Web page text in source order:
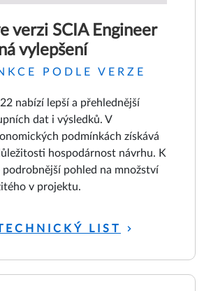
verzi SCIA Engineer
vylepšení
PODLE VERZE
nabízí lepší a přehlednější
dat i výsledků. V
podmínkách získává
hospodárnost návrhu. K
pohled na množství
v projektu.
LIST